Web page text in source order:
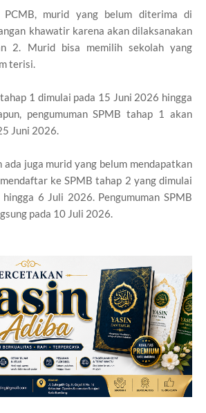
PCMB, murid yang belum diterima di
khawatir karena akan dilaksanakan
2. Murid bisa memilih sekolah yang
terisi.
1 dimulai pada 15 Juni 2026 hingga
pengumuman SPMB tahap 1 akan
Juni 2026.
juga murid yang belum mendapatkan
ke SPMB tahap 2 yang dimulai
6 Juli 2026. Pengumuman SPMB
pada 10 Juli 2026.